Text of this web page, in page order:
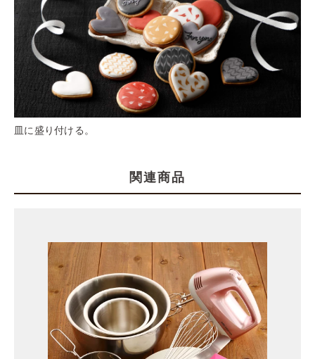
皿に盛り付ける。
関連商品